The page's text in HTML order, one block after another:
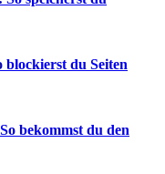
blockierst du Seiten
bekommst du den